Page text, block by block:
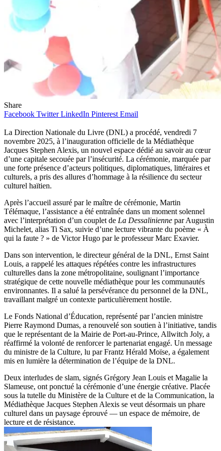
Share
Facebook Twitter LinkedIn Pinterest Email
La Direction Nationale du Livre (DNL) a procédé, vendredi 7
novembre 2025, à l’inauguration officielle de la Médiathèque
Jacques Stephen Alexis, un nouvel espace dédié au savoir au cœur
d’une capitale secouée par l’insécurité. La cérémonie, marquée par
une forte présence d’acteurs politiques, diplomatiques, littéraires et
culturels, a pris des allures d’hommage à la résilience du secteur
culturel haïtien.
Après l’accueil assuré par le maître de cérémonie, Martin
Télémaque, l’assistance a été entraînée dans un moment solennel
avec l’interprétation d’un couplet de La Dessalinienne par Augustin
Michelet, alias Ti Sax, suivie d’une lecture vibrante du poème « À
qui la faute ? » de Victor Hugo par le professeur Marc Exavier.
Dans son intervention, le directeur général de la DNL, Ernst Saint
Louis, a rappelé les attaques répétées contre les infrastructures
culturelles dans la zone métropolitaine, soulignant l’importance
stratégique de cette nouvelle médiathèque pour les communautés
environnantes. Il a salué la persévérance du personnel de la DNL,
travaillant malgré un contexte particulièrement hostile.
Le Fonds National d’Éducation, représenté par l’ancien ministre
Pierre Raymond Dumas, a renouvelé son soutien à l’initiative, tandis
que le représentant de la Mairie de Port-au-Prince, Allwitch Joly, a
réaffirmé la volonté de renforcer le partenariat engagé. Un message
du ministre de la Culture, lu par Frantz Hérald Moïse, a également
mis en lumière la détermination de l’équipe de la DNL.
Deux interludes de slam, signés Grégory Jean Louis et Magalie la
Slameuse, ont ponctué la cérémonie d’une énergie créative. Placée
sous la tutelle du Ministère de la Culture et de la Communication, la
Médiathèque Jacques Stephen Alexis se veut désormais un phare
culturel dans un paysage éprouvé — un espace de mémoire, de
lecture et de résistance.